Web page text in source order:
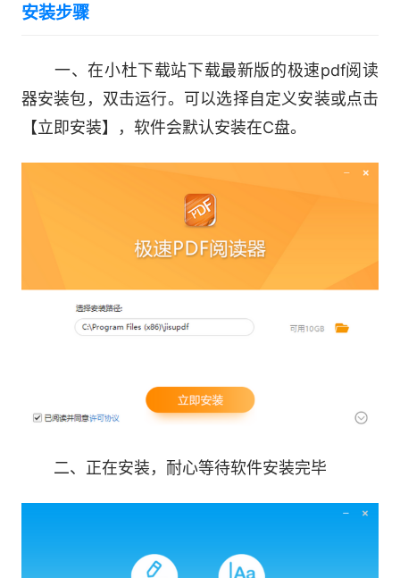
2、接着在转换界面中选中“PDF传Word”，之
安装步骤
一、在小杜下载站下载最新版的极速pdf阅读
器安装包，双击运行。可以选择自定义安装或点击
【立即安装】，软件会默认安装在C盘。
二、正在安装，耐心等待软件安装完毕